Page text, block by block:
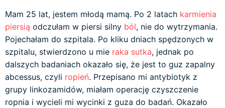
Mam 25 lat, jestem młodą mamą. Po 2 latach karmienia
piersią odczułam w piersi silny ból, nie do wytrzymania.
Pojechałam do szpitala. Po kliku dniach spędzonych w
szpitalu, stwierdzono u mie raka sutka, jednak po
dalszych badaniach okazało się, że jest to guz zapalny
abcessus, czyli ropień. Przepisano mi antybiotyk z
grupy linkozamidów, miałam operację czyszczenie
ropnia i wycieli mi wycinki z guza do badań. Okazało